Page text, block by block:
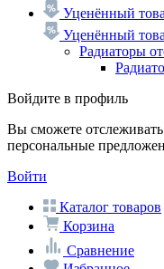
Уценённый
Уценённый
Радиаторы
Войдите в профиль
Вы сможете отслеживать
персональные
Войти
Каталог товаров
Корзина
Сравнение